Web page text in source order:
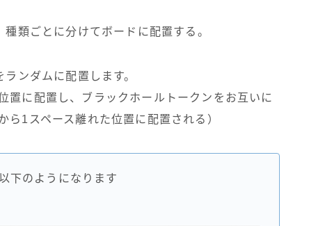
類ごとに分けてボードに配置する。
ンダムに配置します。
置に配置し、ブラックホールトークンをお互いに
ら1スペース離れた位置に配置される）
下のようになります